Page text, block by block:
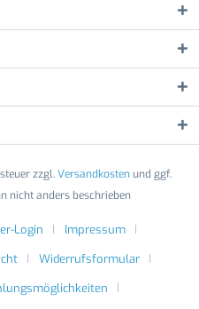
zzgl.Versandkostenund ggf.
nicht anders beschrieben
Login
Impressum
Widerrufsformular